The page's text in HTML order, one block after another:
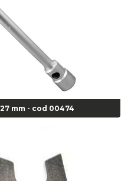
- Gedore J21 - Cod 00893
8134 Gedore - Cod 02008
03078
- Corneta - Cod 03113
- Cod 00517
- Cod 01465
- Cod 01466
mm - cod 00474